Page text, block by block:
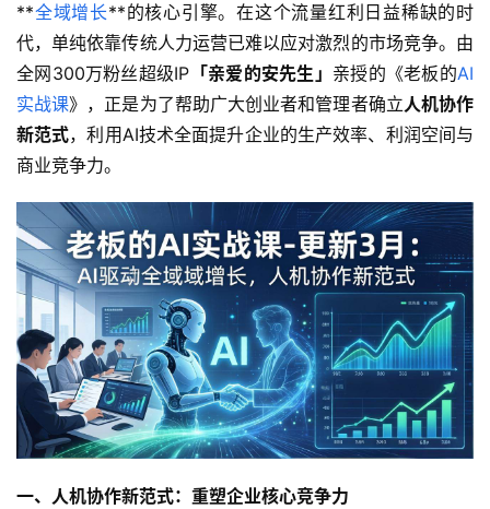
**全域增长**的核心引擎。在这个流量红利日益稀缺的时
代，单纯依靠传统人力运营已难以应对激烈的市场竞争。由
全网300万粉丝超级IP 「亲爱的安先生」 亲授的《老板的AI
实战课》，正是为了帮助广大创业者和管理者确立人机协作
新范式，利用AI技术全面提升企业的生产效率、利润空间与
商业竞争力。
一、人机协作新范式：重塑企业核心竞争力